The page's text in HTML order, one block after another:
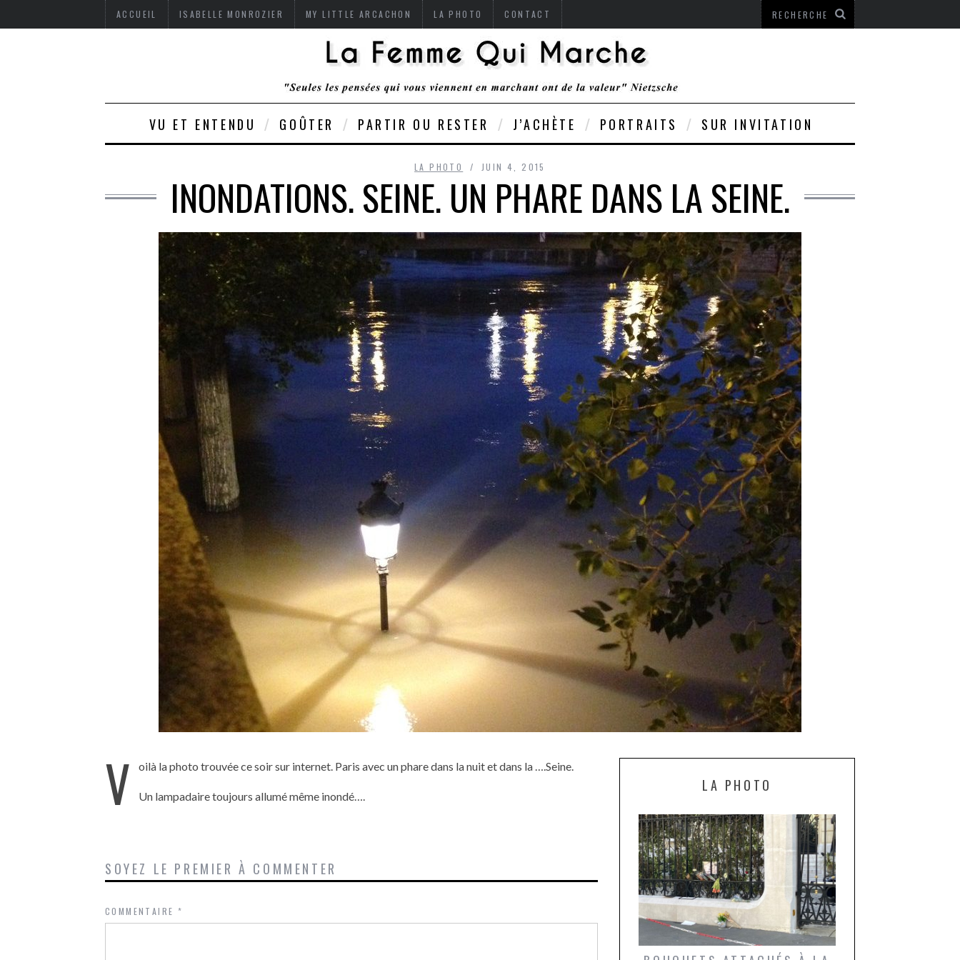
ACCUEIL ISABELLE MONROZIER MY LITTLE ARCACHON LA PHOTO CONTACT
VU ET ENTENDU GOÛTER PARTIR OU RESTER J’ACHÈTE PORTRAITS SUR INVITATION
LA PHOTO JUIN 4, 2015
INONDATIONS. SEINE. UN PHARE DANS LA SEINE.
V oilà la photo trouvée ce soir sur internet. Paris avec un phare dans la nuit et dans la ….Seine.
Un lampadaire toujours allumé même inondé….
SOYEZ LE PREMIER À COMMENTER
COMMENTAIRE *
LA PHOTO